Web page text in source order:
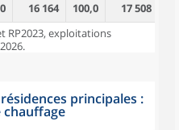
16 164 100,0 17 508
RP2023, exploitations
principales :